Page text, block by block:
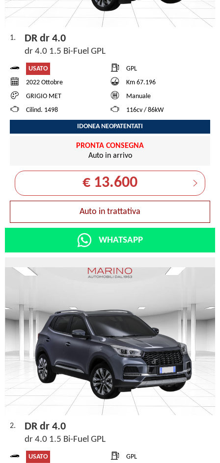
1. DR dr 4.0
dr 4.0 1.5 Bi-Fuel GPL
USATO
GPL
2022 Ottobre
Km 67.196
GRIGIO MET
Manuale
Cilind. 1498
116cv / 86kW
IDONEA NEOPATENTATI
PRONTA CONSEGNA
Auto in arrivo
€ 13.600
Auto in trattativa
WHATSAPP
2. DR dr 4.0
dr 4.0 1.5 Bi-Fuel GPL
USATO
GPL